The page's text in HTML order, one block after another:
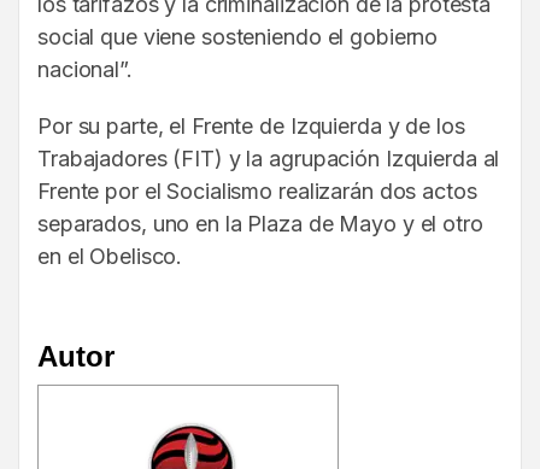
social que viene sosteniendo el gobierno
nacional”.
Por su parte, el Frente de Izquierda y de los
Trabajadores (FIT) y la agrupación Izquierda al
Frente por el Socialismo realizarán dos actos
separados, uno en la Plaza de Mayo y el otro
en el Obelisco.
Autor